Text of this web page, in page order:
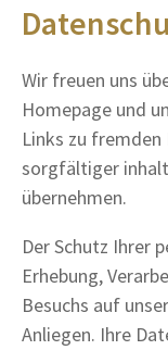
Wir freuen uns
Homepage und
Links zu
sorgfältiger
übernehmen.
Der Schutz Ihrer
Erhebung,
Besuchs auf
Anliegen. Ihre